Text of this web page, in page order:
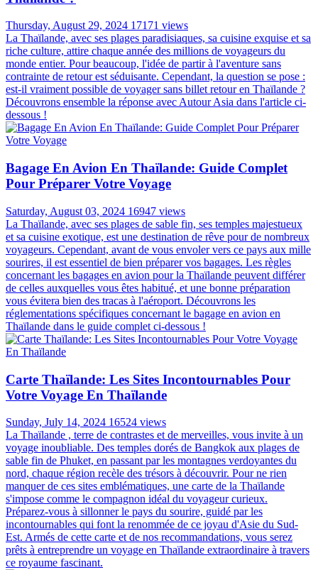
Thursday, August 29, 2024 17171 views
La Thaïlande, avec ses plages paradisiaques, sa cuisine exquise et sa
riche culture, attire chaque année des millions de voyageurs du
monde entier. Pour beaucoup, l'idée de partir à l'aventure sans
contrainte de retour est séduisante. Cependant, la question se pose :
est-il vraiment possible de voyager sans billet retour en Thaïlande ?
Découvrons ensemble la réponse avec Autour Asia dans l'article ci-
dessous !
Bagage En Avion En Thaïlande: Guide Complet
Pour Préparer Votre Voyage
Saturday, August 03, 2024 16947 views
La Thaïlande, avec ses plages de sable fin, ses temples majestueux
et sa cuisine exotique, est une destination de rêve pour de nombreux
voyageurs. Cependant, avant de vous envoler vers ce pays aux mille
sourires, il est essentiel de bien préparer vos bagages. Les règles
concernant les bagages en avion pour la Thaïlande peuvent différer
de celles auxquelles vous êtes habitué, et une bonne préparation
vous évitera bien des tracas à l'aéroport. Découvrons les
réglementations spécifiques concernant le bagage en avion en
Thaïlande dans le guide complet ci-dessous !
Carte Thaïlande: Les Sites Incontournables Pour
Votre Voyage En Thaïlande
Sunday, July 14, 2024 16524 views
La Thaïlande , terre de contrastes et de merveilles, vous invite à un
voyage inoubliable. Des temples dorés de Bangkok aux plages de
sable fin de Phuket, en passant par les montagnes verdoyantes du
nord, chaque région recèle des trésors à découvrir. Pour ne rien
manquer de ces sites emblématiques, une carte de la Thaïlande
s'impose comme le compagnon idéal du voyageur curieux.
Préparez-vous à sillonner le pays du sourire, guidé par les
incontournables qui font la renommée de ce joyau d'Asie du Sud-
Est. Armés de cette carte et de nos recommandations, vous serez
prêts à entreprendre un voyage en Thaïlande extraordinaire à travers
ce royaume fascinant.